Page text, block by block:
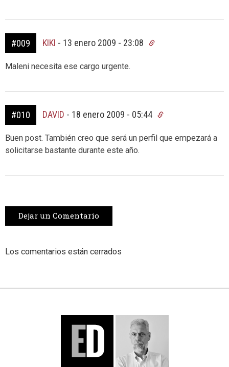
#009 KIKI - 13 enero 2009 - 23:08
Maleni necesita ese cargo urgente.
#010 DAVID - 18 enero 2009 - 05:44
Buen post. También creo que será un perfil que empezará a
solicitarse bastante durante este año.
Dejar un Comentario
Los comentarios están cerrados